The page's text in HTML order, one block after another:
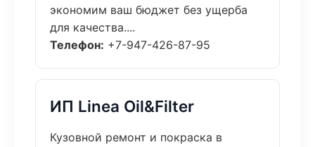
экономим ваш бюджет без ущерба
для качества....
Телефон: +7-947-426-87-95
ИП Linea Oil&Filter
Кузовной ремонт и покраска в